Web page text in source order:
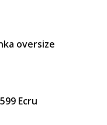
oversize
Ecru